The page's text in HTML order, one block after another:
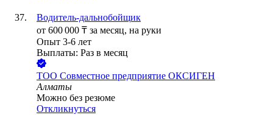
Водитель-дальнобойщик
от 600 000 ₸ за месяц, на руки
Опыт 3-6 лет
Выплаты: Раз в месяц
ТОО Совместное предприятие ОКСИГЕН
Алматы
Можно без резюме
Откликнуться